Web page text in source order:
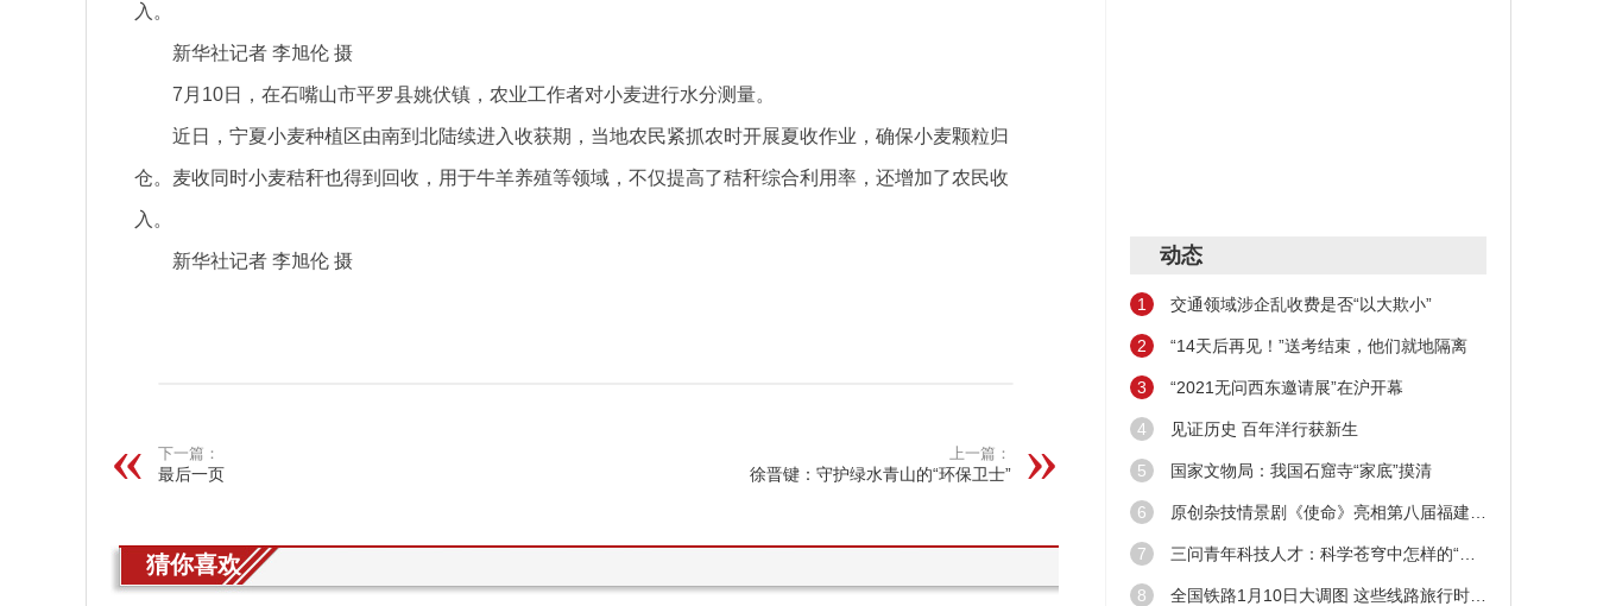
入。
新华社记者 李旭伦 摄
7月10日，在石嘴山市平罗县姚伏镇，农业工作者对小麦进行水分测量。
近日，宁夏小麦种植区由南到北陆续进入收获期，当地农民紧抓农时开展夏收作业，确保小麦颗粒归
仓。麦收同时小麦秸秆也得到回收，用于牛羊养殖等领域，不仅提高了秸秆综合利用率，还增加了农民收
入。
新华社记者 李旭伦 摄
下一篇：
最后一页
上一篇：
徐晋键：守护绿水青山的“环保卫士”
猜你喜欢
动态
1 交通领域涉企乱收费是否“以大欺小”
2 “14天后再见！”送考结束，他们就地隔离
3 “2021无问西东邀请展”在沪开幕
4 见证历史 百年洋行获新生
5 国家文物局：我国石窟寺“家底”摸清
6 原创杂技情景剧《使命》亮相第八届福建艺术节
7 三问青年科技人才：科学苍穹中怎样的“新星”在闪耀
8 全国铁路1月10日大调图 这些线路旅行时间缩短！